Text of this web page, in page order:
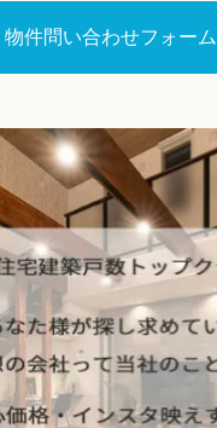
物件問い合わせフォーム